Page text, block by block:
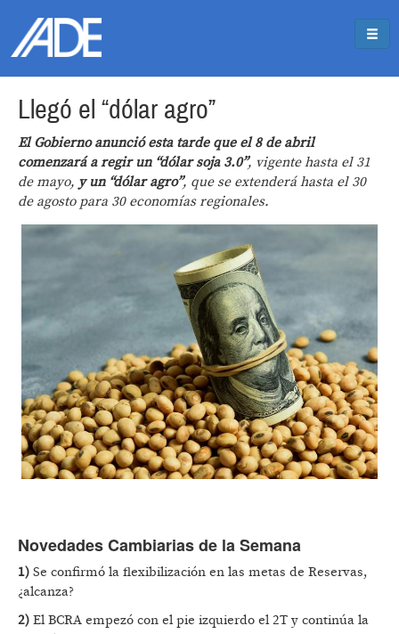
Llegó el “dólar agro”
El Gobierno anunció esta tarde que el 8 de abril
comenzará a regir un “dólar soja 3.0”, vigente hasta el 31
de mayo, y un “dólar agro”, que se extenderá hasta el 30
de agosto para 30 economías regionales.
Novedades Cambiarias de la Semana
1) Se confirmó la flexibilización en las metas de Reservas,
¿alcanza?
2) El BCRA empezó con el pie izquierdo el 2T y continúa la